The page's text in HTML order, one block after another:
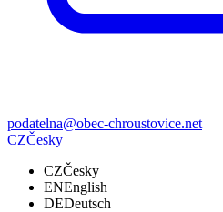
podatelna@obec-chroustovice.net
CZČesky
CZČesky
ENEnglish
DEDeutsch